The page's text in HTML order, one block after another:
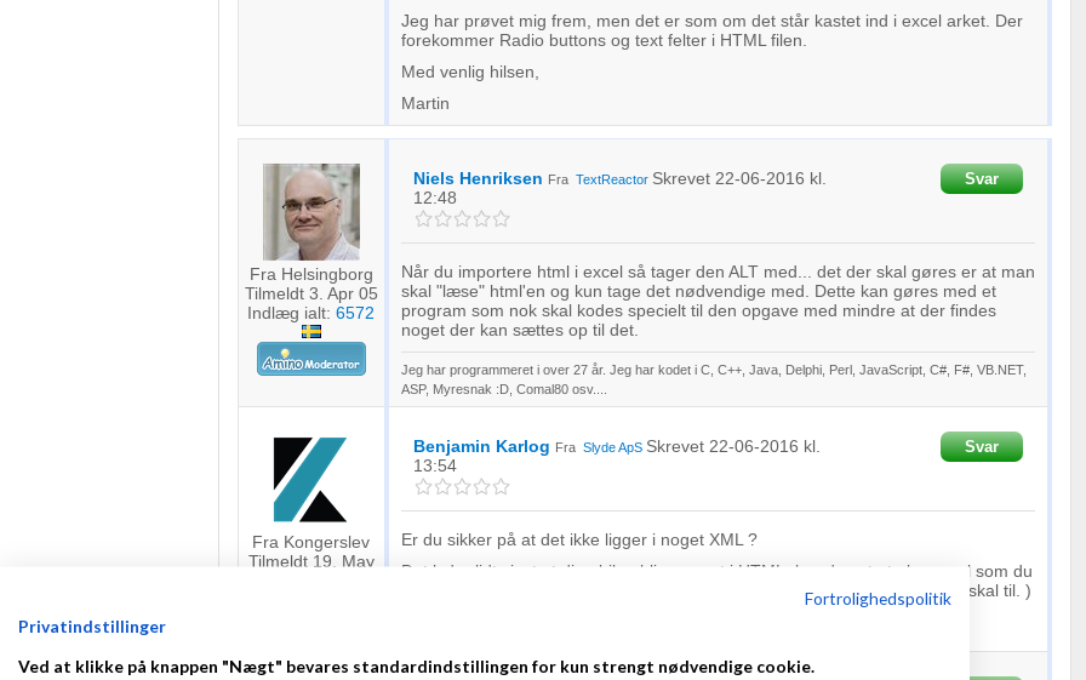
Jeg har prøvet mig frem, men det er som om det står kastet ind i excel arket. Der
forekommer Radio buttons og text felter i HTML filen.
Med venlig hilsen,
Martin
Fra Helsingborg
Tilmeldt 3. Apr 05
Indlæg ialt: 6572
Niels Henriksen Fra TextReactor Skrevet 22-06-2016 kl.
12:48
Svar
Når du importere html i excel så tager den ALT med... det der skal gøres er at man
skal "læse" html'en og kun tage det nødvendige med. Dette kan gøres med et
program som nok skal kodes specielt til den opgave med mindre at der findes
noget der kan sættes op til det.
Jeg har programmeret i over 27 år. Jeg har kodet i C, C++, Java, Delphi, Perl, JavaScript, C#, F#, VB.NET,
ASP, Myresnak :D, Comal80 osv....
Fra Kongerslev
Tilmeldt 19. May
Benjamin Karlog Fra Slyde ApS Skrevet 22-06-2016 kl.
13:54
Svar
Er du sikker på at det ikke ligger i noget XML ?
Det lyder lidt sjovt at dine bilag bliver gemt i HTML, har du evt et eksempel som du
kan vise? (så er det lidt nemmere at sige om det er muligt, samt hvad der skal til. )
Fortrolighedspolitik
Privatindstillinger
Ved at klikke på knappen "Nægt" bevares standardindstillingen for kun strengt nødvendige cookie.